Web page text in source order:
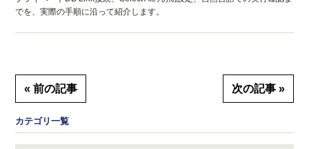
でを、実際の手順に沿って紹介します。
« 前の記事 次の記事 »
カテゴリ一覧